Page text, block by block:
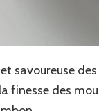
savoureuse
finesse des